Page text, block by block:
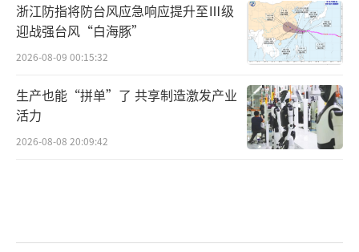
浙江防指将防台风应急响应提升至Ⅲ级
迎战强台风“白海豚”
2026-08-09 00:15:32
生产也能“拼单”了 共享制造激发产业
活力
2026-08-08 20:09:42